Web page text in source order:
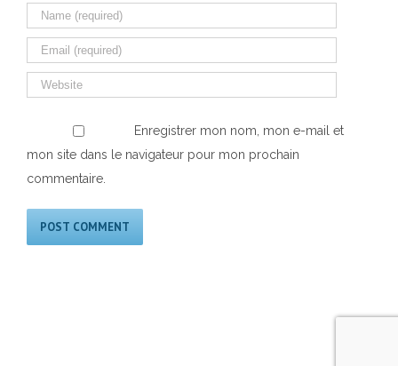
Enregistrer mon nom, mon e-mail et
mon site dans le navigateur pour mon prochain
commentaire.